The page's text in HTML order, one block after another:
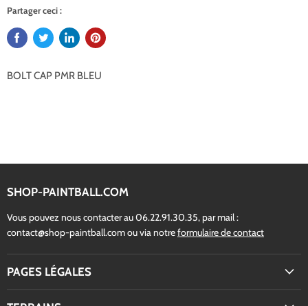
Partager ceci :
BOLT CAP PMR BLEU
SHOP-PAINTBALL.COM
Vous pouvez nous contacter au 06.22.91.30.35, par mail :
contact@shop-paintball.com ou via notreformulaire de contact
PAGES LÉGALES